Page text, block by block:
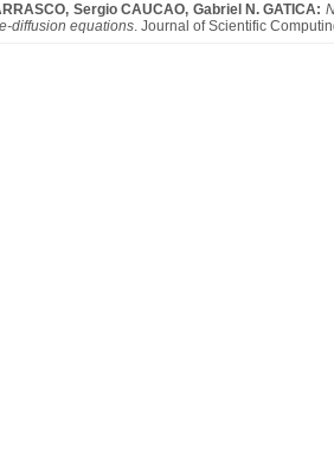
, Sergio CAUCAO, Gabriel N. GATICA:
diffusion equations. Journal of Scientific